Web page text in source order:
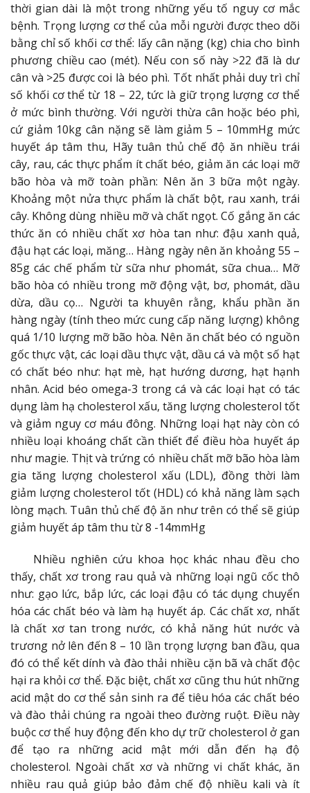
thời gian dài là một trong những yếu tố nguy cơ mắc
bệnh. Trọng lượng cơ thể của mỗi người được theo dõi
bằng chỉ số khối cơ thể: lấy cân nặng (kg) chia cho bình
phương chiều cao (mét). Nếu con số này >22 đã là dư
cân và >25 được coi là béo phì. Tốt nhất phải duy trì chỉ
số khối cơ thể từ 18 – 22, tức là giữ trọng lượng cơ thể
ở mức bình thường. Với người thừa cân hoặc béo phì,
cứ giảm 10kg cân nặng sẽ làm giảm 5 – 10mmHg mức
huyết áp tâm thu, Hãy tuân thủ chế độ ăn nhiều trái
cây, rau, các thực phẩm ít chất béo, giảm ăn các loại mỡ
bão hòa và mỡ toàn phần: Nên ăn 3 bữa một ngày.
Khoảng một nửa thực phẩm là chất bột, rau xanh, trái
cây. Không dùng nhiều mỡ và chất ngọt. Cố gắng ăn các
thức ăn có nhiều chất xơ hòa tan như: đậu xanh quả,
đậu hạt các loại, măng… Hàng ngày nên ăn khoảng 55 –
85g các chế phẩm từ sữa như phomát, sữa chua… Mỡ
bão hòa có nhiều trong mỡ động vật, bơ, phomát, dầu
dừa, dầu cọ… Người ta khuyên rằng, khẩu phần ăn
hàng ngày (tính theo mức cung cấp năng lượng) không
quá 1/10 lượng mỡ bão hòa. Nên ăn chất béo có nguồn
gốc thực vật, các loại dầu thực vật, dầu cá và một số hạt
có chất béo như: hạt mè, hạt hướng dương, hạt hạnh
nhân. Acid béo omega-3 trong cá và các loại hạt có tác
dụng làm hạ cholesterol xấu, tăng lượng cholesterol tốt
và giảm nguy cơ máu đông. Những loại hạt này còn có
nhiều loại khoáng chất cần thiết để điều hòa huyết áp
như magie. Thịt và trứng có nhiều chất mỡ bão hòa làm
gia tăng lượng cholesterol xấu (LDL), đồng thời làm
giảm lượng cholesterol tốt (HDL) có khả năng làm sạch
lòng mạch. Tuân thủ chế độ ăn như trên có thể sẽ giúp
giảm huyết áp tâm thu từ 8 -14mmHg
Nhiều nghiên cứu khoa học khác nhau đều cho
thấy, chất xơ trong rau quả và những loại ngũ cốc thô
như: gạo lức, bắp lức, các loại đậu có tác dụng chuyển
hóa các chất béo và làm hạ huyết áp. Các chất xơ, nhất
là chất xơ tan trong nước, có khả năng hút nước và
trương nở lên đến 8 – 10 lần trọng lượng ban đầu, qua
đó có thể kết dính và đào thải nhiều cặn bã và chất độc
hại ra khỏi cơ thể. Đặc biệt, chất xơ cũng thu hút những
acid mật do cơ thể sản sinh ra để tiêu hóa các chất béo
và đào thải chúng ra ngoài theo đường ruột. Điều này
buộc cơ thể huy động đến kho dự trữ cholesterol ở gan
để tạo ra những acid mật mới dẫn đến hạ độ
cholesterol. Ngoài chất xơ và những vi chất khác, ăn
nhiều rau quả giúp bảo đảm chế độ nhiều kali và ít